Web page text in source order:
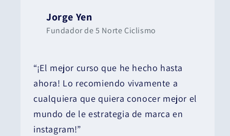
Jorge Yen
Fundador de 5 Norte Ciclismo
“¡El mejor curso que he hecho hasta
ahora! Lo recomiendo vivamente a
cualquiera que quiera conocer mejor el
mundo de le estrategia de marca en
instagram!”